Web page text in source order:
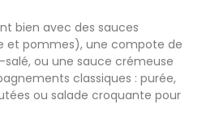
bien avec des sauces
et pommes), une compote de
ou une sauce crémeuse
classiques : purée,
ou salade croquante pour